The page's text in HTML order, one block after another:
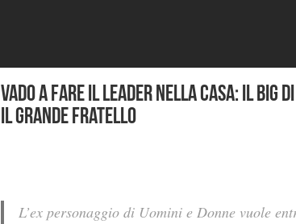
Vado a fare il leader nella casa: Il big
il Grande Fratello
L’ex personaggio di Uomini e Donne vuole